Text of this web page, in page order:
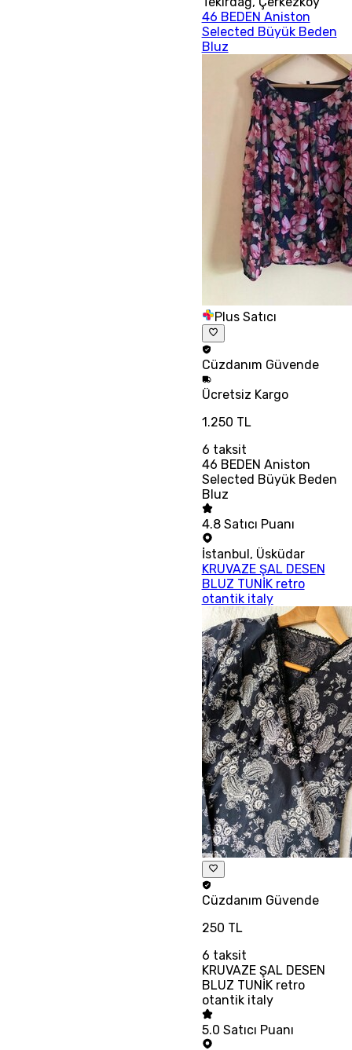
46 BEDEN Aniston
Selected Büyük Beden
Bluz
Plus Satıcı
Cüzdanım Güvende
Ücretsiz Kargo
1.250 TL
6 taksit
46 BEDEN Aniston
Selected Büyük Beden
Bluz
4.8 Satıcı Puanı
İstanbul, Üsküdar
KRUVAZE ŞAL DESEN
BLUZ TUNİK retro
otantik italy
Cüzdanım Güvende
250 TL
6 taksit
KRUVAZE ŞAL DESEN
BLUZ TUNİK retro
otantik italy
5.0 Satıcı Puanı